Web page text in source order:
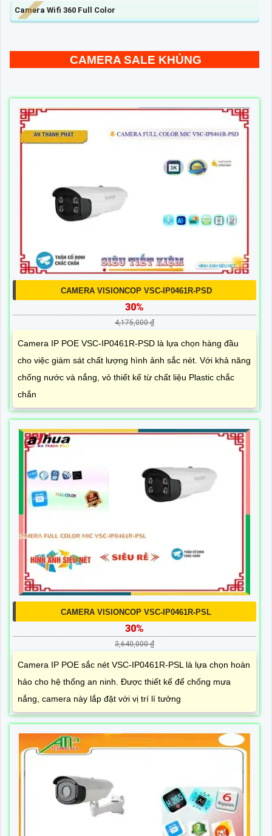
Camera Wifi 360 Full Color
CAMERA SALE KHỦNG
CAMERA VISIONCOP VSC-IP0461R-PSD
30%
4,175,000 ₫
Camera IP POE VSC-IP0461R-PSD là lựa chọn hàng đầu
cho việc giám sát chất lượng hình ảnh sắc nét. Với khả năng
chống nước và nắng, vỏ thiết kế từ chất liệu Plastic chắc
chắn
CAMERA VISIONCOP VSC-IP0461R-PSL
30%
3,640,000 ₫
Camera IP POE sắc nét VSC-IP0461R-PSL là lựa chọn hoàn
hảo cho hệ thống an ninh. Được thiết kế để chống mưa
nắng, camera này lắp đặt với vị trí lí tưởng